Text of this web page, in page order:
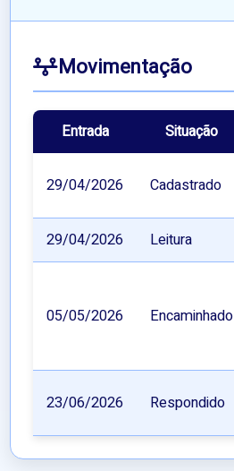
Movimentação
Entrada Situação
29/04/2026 Cadastrado
29/04/2026 Leitura
05/05/2026 Encaminhado
23/06/2026 Respondido